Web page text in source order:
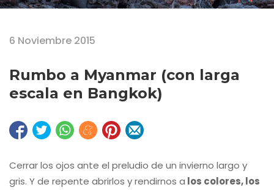
6 Noviembre 2015
Rumbo a Myanmar (con larga
escala en Bangkok)
Cerrar los ojos ante el preludio de un invierno largo y
gris. Y de repente abrirlos y rendirnos a los colores, los